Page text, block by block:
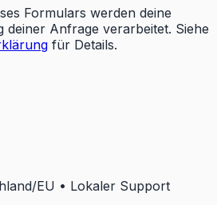
Formulars werden deine
deiner Anfrage verarbeitet. Siehe
für Details.
EU • Lokaler Support